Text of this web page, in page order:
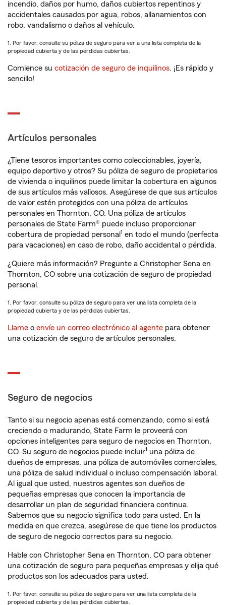
incendio, daños por humo, daños cubiertos repentinos y
accidentales causados por agua, robos, allanamientos con
robo, vandalismo o daños al vehículo.
1. Por favor, consulte su póliza de seguro para ver a una lista completa de la
propiedad cubierta y de las pérdidas cubiertas.
Comience su cotización de seguro de inquilinos. ¡Es rápido y
sencillo!
Artículos personales
¿Tiene tesoros importantes como coleccionables, joyería,
equipo deportivo y otros? Su póliza de seguro de propietarios
de vivienda o inquilinos puede limitar la cobertura en algunos
de sus artículos más valiosos. Asegúrese de que sus artículos
de valor estén protegidos con una póliza de artículos
personales en Thornton, CO. Una póliza de artículos
personales de State Farm® puede incluso proporcionar
cobertura de propiedad personal 1 en todo el mundo (perfecta
para vacaciones) en caso de robo, daño accidental o pérdida.
¿Quiere más información? Pregunte a Christopher Sena en
Thornton, CO sobre una cotización de seguro de propiedad
personal.
1. Por favor, consulte su póliza de seguro para ver una lista completa de la
propiedad cubierta y de las pérdidas cubiertas.
Llame o envíe un correo electrónico al agente para obtener
una cotización de seguro de artículos personales.
Seguro de negocios
Tanto si su negocio apenas está comenzando, como si está
creciendo o madurando, State Farm le proveerá con
opciones inteligentes para seguro de negocios en Thornton,
CO. Su seguro de negocios puede incluir1 una póliza de
dueños de empresas, una póliza de automóviles comerciales,
una póliza de salud individual o incluso compensación laboral.
Al igual que usted, nuestros agentes son dueños de
pequeñas empresas que conocen la importancia de
desarrollar un plan de seguridad financiera continua.
Sabemos que su negocio significa todo para usted. En la
medida en que crezca, asegúrese de que tiene los productos
de seguro de negocio correctos para su negocio.
Hable con Christopher Sena en Thornton, CO para obtener
una cotización de seguro para pequeñas empresas y elija qué
productos son los adecuados para usted.
1. Por favor, consulte su póliza de seguro para ver una lista completa de la
propiedad cubierta y de las pérdidas cubiertas.